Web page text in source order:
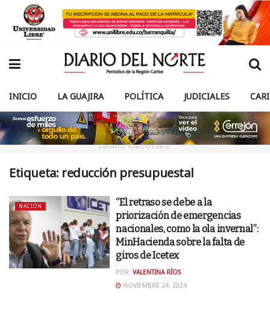
INICIO LA GUAJIRA POLÍTICA JUDICIALES
ANUNCIO PUBLICITARIO
Etiqueta: reducción presupuestal
NACIÓN
“El retraso se debe a la
priorización de emergencias
nacionales, como la ola invernal”:
MinHacienda sobre la falta de
giros de Icetex
POR: VALENTINA RÍOS
NOVIEMBRE 24, 2024